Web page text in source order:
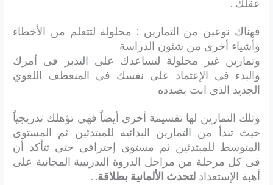
عقلك .
فهناك نوعين من التمارين : محلولة لتتعلم من الأخطاء
وأشياء أخرى من شئون الدراسة
وتمارين غير محلولة لتساعدك على التدبر فى أمرك
والبدء فى الإعتماد على نفسك فى المنعطف اللغوي
الجديد الذى انت بصدده
وتلك التمارين لها تقسيمة أخرى أيضاً فهي تؤهلك تدريجياً
حيث تبدأ من التمارين البدائية للمبتدئين ثم المستوى
المتوسط للمبتدئين ثم مستوى إحترافى حتى تتأكد أن
فى كل مرحلة من مراحل الدروة التدريبية المجانية على
أهبة الإستعدادلتحدث الألمانية بطلاقة. .